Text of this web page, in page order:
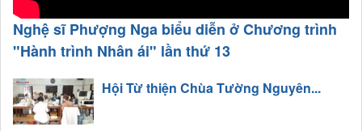
Nghệ sĩ Phượng Nga biểu diễn ở Chương trình
"Hành trình Nhân ái" lần thứ 13
Hội Từ thiện Chùa Tường Nguyên...